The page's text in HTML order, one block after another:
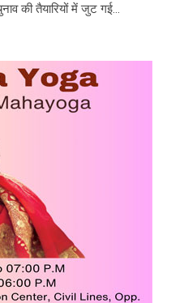
की तैयारियों में जुट गई...